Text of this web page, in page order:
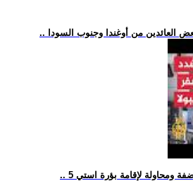
العائدين من أوغندا وجنوب السودا
ومحاولة لإقامة بؤرة استي